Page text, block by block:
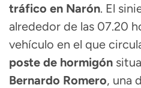
tráfico en Narón. El
alrededor de las 07.20
vehículo en el que
poste de hormigón
Bernardo Romero, una